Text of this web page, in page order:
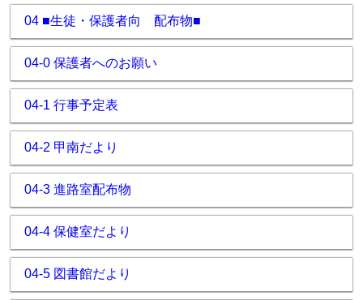
04 ■生徒・保護者向 配布物■
04-0 保護者へのお願い
04-1 行事予定表
04-2 甲南だより
04-3 進路室配布物
04-4 保健室だより
04-5 図書館だより